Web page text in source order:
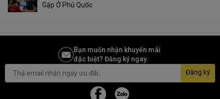
Gặp Ở Phú Quốc
Bạn muốn nhận khuyến mãi
đặc biệt? Đăng ký ngay.
Đăng ký